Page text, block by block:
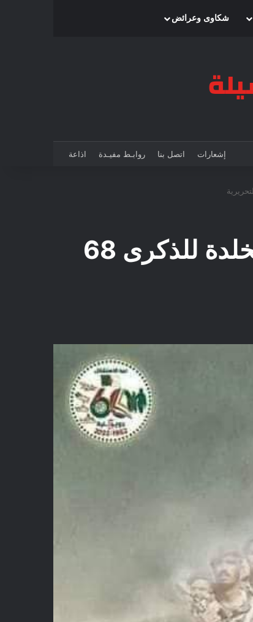
شكاوى وعرائض
إشعارات اتصل بنا روابـط مفيـدة اذاعة
البرنامج الولائي المسطر في إطار الإحتفالات المخلدة للذكرى 68